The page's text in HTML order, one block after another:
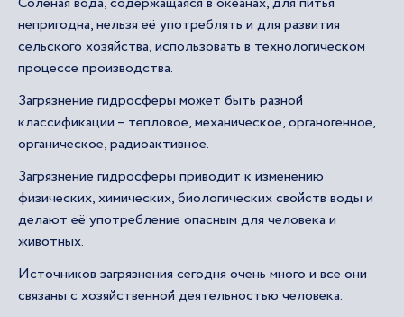
непригодна, нельзя её употреблять и для развития
сельского хозяйства, использовать в технологическом
процессе производства.
Загрязнение гидросферы может быть разной
классификации – тепловое, механическое, органогенное,
органическое, радиоактивное.
Загрязнение гидросферы приводит к изменению
физических, химических, биологических свойств воды и
делают её употребление опасным для человека и
животных.
Источников загрязнения сегодня очень много и все они
связаны с хозяйственной деятельностью человека.